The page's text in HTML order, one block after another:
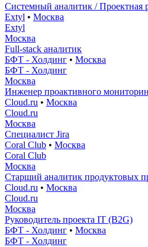
Системный аналитик /
Extyl • Москва
Extyl
Москва
Full-stack аналитик
БФТ - Холдинг • Москва
БФТ - Холдинг
Москва
Инженер проактивного
Cloud.ru • Москва
Cloud.ru
Москва
Специалист Jira
Coral Club • Москва
Coral Club
Москва
Старший аналитик продуктовых
Cloud.ru • Москва
Cloud.ru
Москва
Руководитель проекта IT (B2G)
БФТ - Холдинг • Москва
БФТ - Холдинг